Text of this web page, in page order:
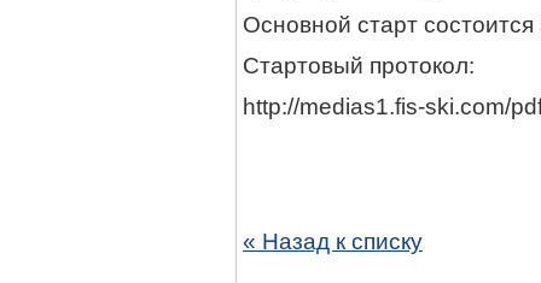
Основной старт
Стартовый протокол:
http://medias1.fis-ski.com/
« Назад к списку